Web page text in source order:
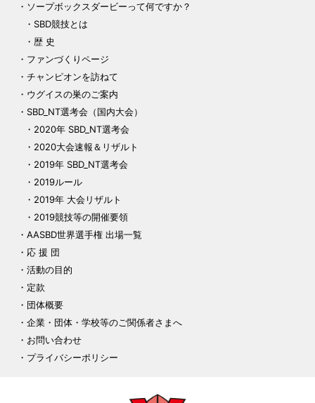
ソープボックスダービーって何ですか？
SBD競技とは
歴 史
ファンづくりページ
チャンピオンを訪ねて
ウグイスの巣のご案内
SBD_NT選考会（国内大会）
2020年 SBD_NT選考会
2020大会速報＆リザルト
2019年 SBD_NT選考会
2019ルール
2019年 大会リザルト
2019競技等の開催要領
AASBD世界選手権 出場一覧
応 援 団
活動の目的
定款
団体概要
企業・団体・学校等のご関係者さまへ
お問い合わせ
プライバシーポリシー